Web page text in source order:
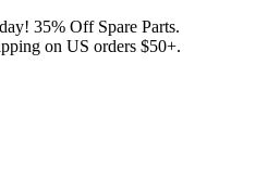
35% Off Spare Parts.
on US orders $50+.